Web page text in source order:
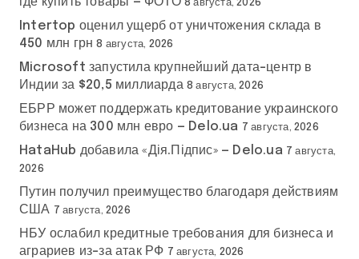
8 августа, 2026
Intertop оценил ущерб от уничтожения склада в
450 млн грн 8 августа, 2026
Microsoft запустила крупнейший дата-центр в
Индии за $20,5 миллиарда 8 августа, 2026
ЕБРР может поддержать кредитование украинского
бизнеса на 300 млн евро — Delo.ua 7 августа, 2026
HataHub добавила «Дія.Підпис» — Delo.ua 7 августа,
2026
Путин получил преимущество благодаря действиям
США 7 августа, 2026
НБУ ослабил кредитные требования для бизнеса и
аграриев из-за атак РФ 7 августа, 2026